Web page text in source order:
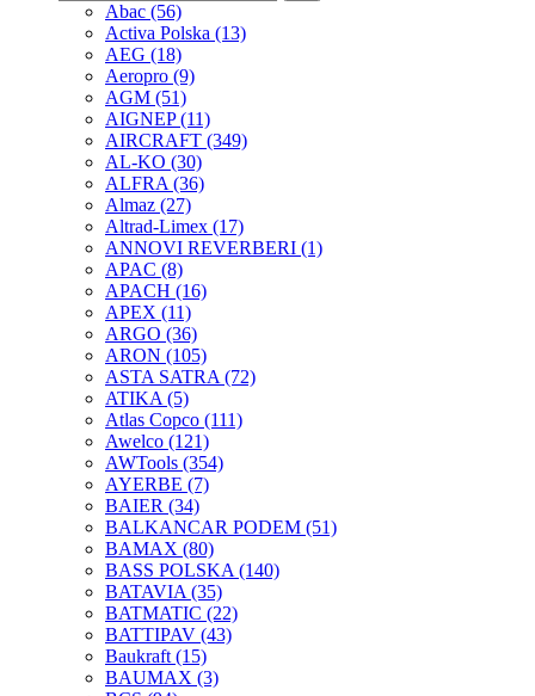
Abac (56)
Activa Polska (13)
AEG (18)
Aeropro (9)
AGM (51)
AIGNEP(11)
AIRCRAFT (349)
AL-KO (30)
ALFRA (36)
Almaz (27)
Altrad-Limex (17)
ANNOVI REVERBERI (1)
APAC (8)
APACH (16)
APEX (11)
ARGO (36)
ARON (105)
ASTA SATRA (72)
ATIKA (5)
Atlas Copco (111)
Awelco (121)
AWTools (354)
AYERBE (7)
BAIER (34)
BALKANCAR PODEM (51)
BAMAX (80)
BASS POLSKA (140)
BATAVIA (35)
BATMATIC (22)
BATTIPAV (43)
Baukraft (15)
BAUMAX (3)